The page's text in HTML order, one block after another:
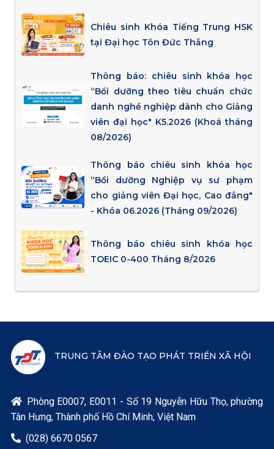
Chiêu sinh Khóa Tiếng Trung HSK
tại Đại học Tôn Đức Thắng
Thông báo: chiêu sinh khóa học
“Bồi dưỡng theo tiêu chuẩn chức
danh nghề nghiệp dành cho Giảng
viên đại học" K5.2026 (Khoá tháng
08/2026)
Thông báo chiêu sinh khóa học
“Bồi dưỡng Nghiệp vụ sư phạm
cho giảng viên Đại học, Cao đẳng"
- Khóa 06.2026 (Tháng 09/2026)
Thông báo chiêu sinh khóa học
TOEIC 0-400 Tháng 8/2026
TRUNG TÂM ĐÀO TẠO PHÁT TRIỂN XÃ HỘI
 Phòng E0007, E0011 - Số 19 Nguyễn Hữu Thọ, phường
Tân Hưng, Thành phố Hồ Chí Minh, Việt Nam
 (028) 6670 0567